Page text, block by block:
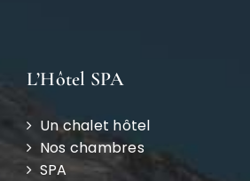
L’Hôtel SPA
Un chalet hôtel
Nos chambres
SPA